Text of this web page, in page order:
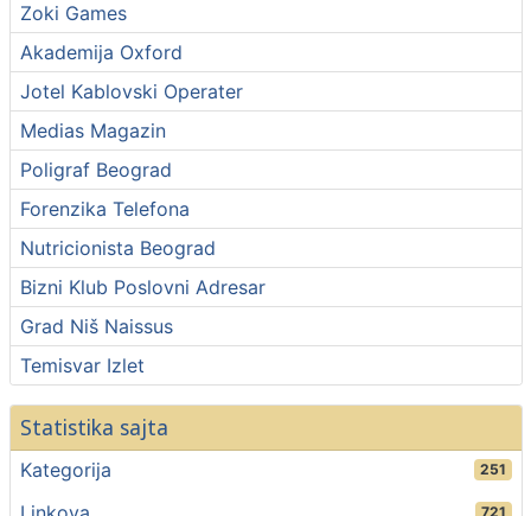
Zoki Games
Akademija Oxford
Jotel Kablovski Operater
Medias Magazin
Poligraf Beograd
Forenzika Telefona
Nutricionista Beograd
Bizni Klub Poslovni Adresar
Grad Niš Naissus
Temisvar Izlet
Statistika sajta
Kategorija 251
721